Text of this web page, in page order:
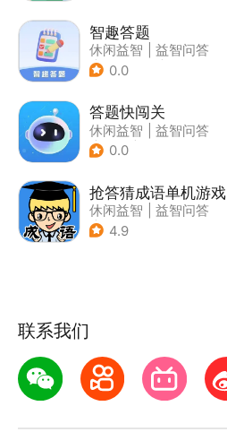
智趣答题
休闲益智
益智问答
| 学习教育
0.0
答题快闯关
休闲益智
益智问答
| 文化
0.0
抢答猜成语单机游戏
休闲益智
益智问答
| 成语
4.9
联系我们